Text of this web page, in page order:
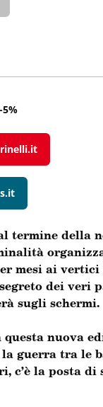
-5%
termine della
mesi ai vertici
dei veri
sugli schermi.
nuova
guerra tra le
c’è la posta